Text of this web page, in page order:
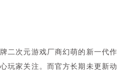
二次元游戏厂商幻萌的新一代作
玩家关注。而官方长期未更新动